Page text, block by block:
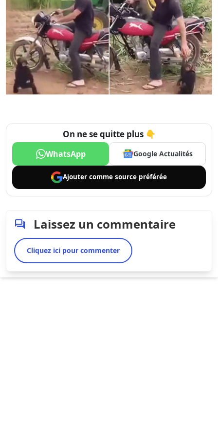
On ne se quitte plus 👇
WhatsApp Google Actualités
Ajouter comme source préférée
Laissez un commentaire
Cliquez ici pour commenter